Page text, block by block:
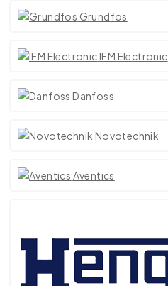
Grundfos
IFM Electronic
Danfoss
Novotechnik
Aventics